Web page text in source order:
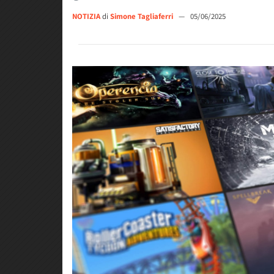
NOTIZIAdi Simone Tagliaferri — 05/06/2025